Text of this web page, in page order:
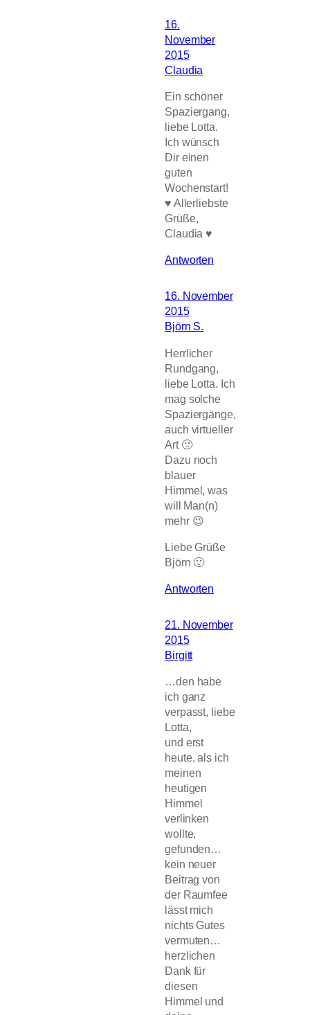
16.
November
2015
Claudia
Ein schöner
Spaziergang,
liebe Lotta.
Ich wünsch
Dir einen
guten
Wochenstart!
♥ Allerliebste
Grüße,
Claudia ♥
Antworten
16. November
2015
Björn S.
Herrlicher
Rundgang,
liebe Lotta. Ich
mag solche
Spaziergänge,
auch virtueller
Art 🙂
Dazu noch
blauer
Himmel, was
will Man(n)
mehr 😉
Liebe Grüße
Björn 🙂
Antworten
21. November
2015
Birgitt
…den habe
ich ganz
verpasst, liebe
Lotta,
und erst
heute, als ich
meinen
heutigen
Himmel
verlinken
wollte,
gefunden…
kein neuer
Beitrag von
der Raumfee
lässt mich
nichts Gutes
vermuten…
herzlichen
Dank für
diesen
Himmel und